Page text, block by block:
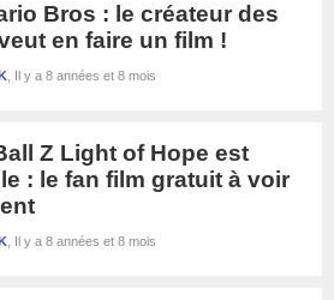
Bros : le créateur des
en faire un film !
Il y a 8 années et 8 mois
Z Light of Hope est
: le fan film gratuit à voir
Il y a 8 années et 8 mois